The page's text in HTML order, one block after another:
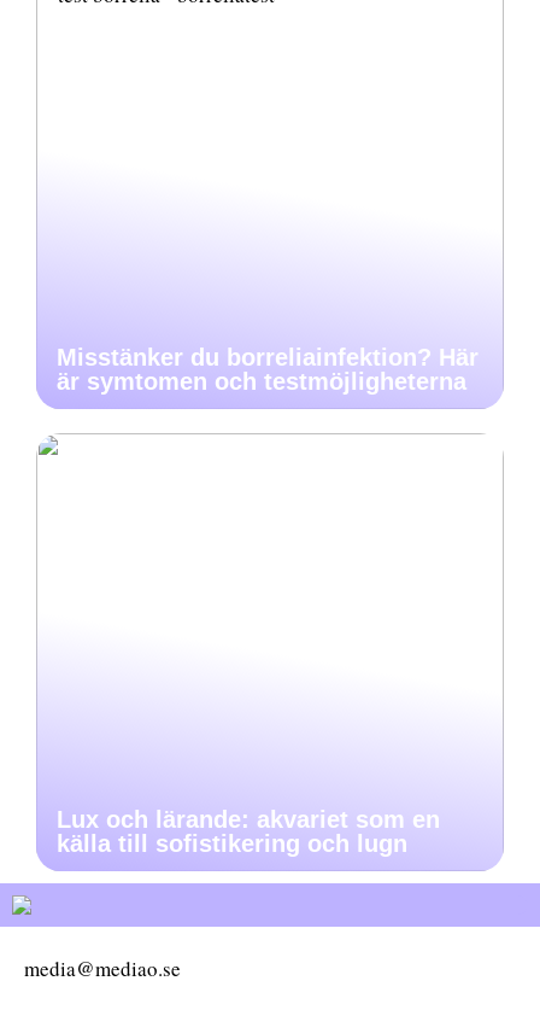
Misstänker du borreliainfektion? Här
är symtomen och testmöjligheterna
Lux och lärande: akvariet som en
källa till sofistikering och lugn
media@mediao.se